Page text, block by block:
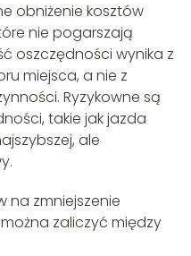
obniżenie kosztów
nie pogarszają
oszczędności wynika z
miejsca, a nie z
Ryzykowne są
takie jak jazda
ale
na zmniejszenie
zaliczyć między